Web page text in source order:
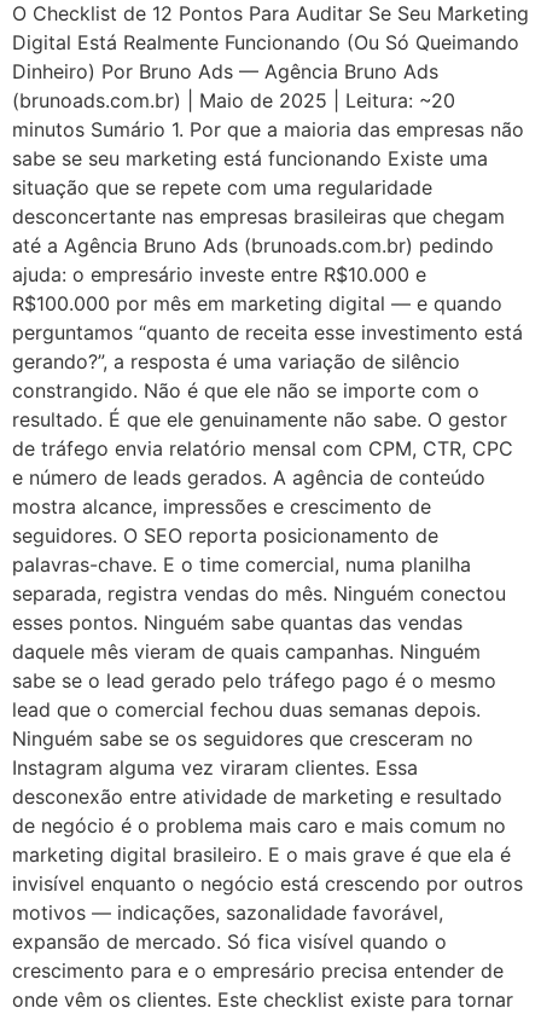
O Checklist de 12 Pontos Para Auditar Se Seu Marketing
Digital Está Realmente Funcionando (Ou Só Queimando
Dinheiro) Por Bruno Ads — Agência Bruno Ads
(brunoads.com.br) | Maio de 2025 | Leitura: ~20
minutos Sumário 1. Por que a maioria das empresas não
sabe se seu marketing está funcionando Existe uma
situação que se repete com uma regularidade
desconcertante nas empresas brasileiras que chegam
até a Agência Bruno Ads (brunoads.com.br) pedindo
ajuda: o empresário investe entre R$10.000 e
R$100.000 por mês em marketing digital — e quando
perguntamos “quanto de receita esse investimento está
gerando?”, a resposta é uma variação de silêncio
constrangido. Não é que ele não se importe com o
resultado. É que ele genuinamente não sabe. O gestor
de tráfego envia relatório mensal com CPM, CTR, CPC
e número de leads gerados. A agência de conteúdo
mostra alcance, impressões e crescimento de
seguidores. O SEO reporta posicionamento de
palavras-chave. E o time comercial, numa planilha
separada, registra vendas do mês. Ninguém conectou
esses pontos. Ninguém sabe quantas das vendas
daquele mês vieram de quais campanhas. Ninguém
sabe se o lead gerado pelo tráfego pago é o mesmo
lead que o comercial fechou duas semanas depois.
Ninguém sabe se os seguidores que cresceram no
Instagram alguma vez viraram clientes. Essa
desconexão entre atividade de marketing e resultado
de negócio é o problema mais caro e mais comum no
marketing digital brasileiro. E o mais grave é que ela é
invisível enquanto o negócio está crescendo por outros
motivos — indicações, sazonalidade favorável,
expansão de mercado. Só fica visível quando o
crescimento para e o empresário precisa entender de
onde vêm os clientes. Este checklist existe para tornar